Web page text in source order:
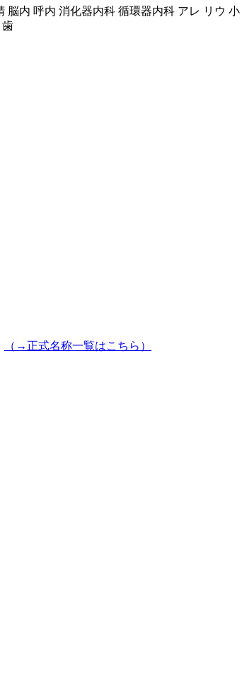
内 呼内 消化器内科 循環器内科 アレ リウ
歯
（→正式名称一覧はこちら）